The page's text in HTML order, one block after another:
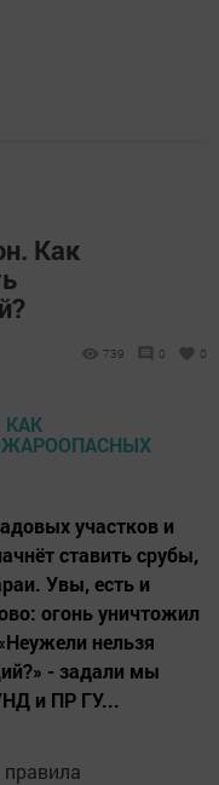
Как
739 0 0
участков и
ставить срубы,
Увы, есть и
огонь уничтожил
нельзя
- задали мы
и ПР ГУ...